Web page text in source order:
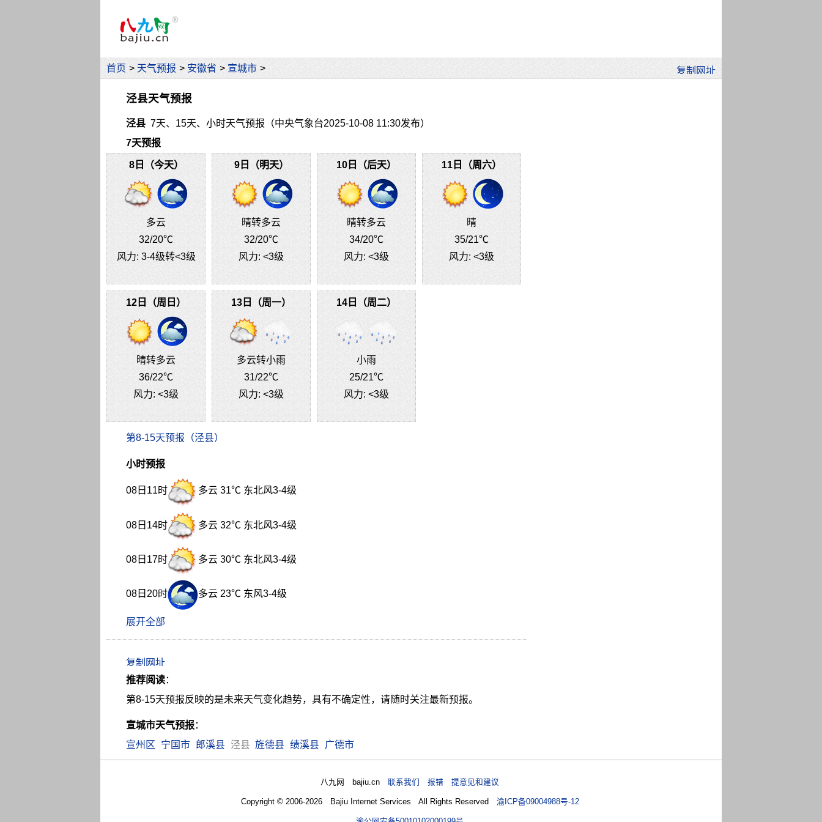
首页 > 天气预报 > 安徽省 > 宣城市 >
泾县天气预报
泾县 7天、15天、小时天气预报（中央气象台2025-10-08 11:30发布）
7天预报
8日（今天）
多云
32/20℃
风力: 3-4级转<3级
9日（明天）
晴转多云
32/20℃
风力: <3级
10日（后天）
晴转多云
34/20℃
风力: <3级
11日（周六）
晴
35/21℃
风力: <3级
12日（周日）
晴转多云
36/22℃
风力: <3级
13日（周一）
多云转小雨
31/22℃
风力: <3级
14日（周二）
小雨
25/21℃
风力: <3级
第8-15天预报（泾县）
小时预报
08日11时 多云 31℃ 东北风3-4级
08日14时 多云 32℃ 东北风3-4级
08日17时 多云 30℃ 东北风3-4级
08日20时 多云 23℃ 东风3-4级
展开全部
推荐阅读：
第8-15天预报反映的是未来天气变化趋势，具有不确定性，请随时关注最新预报。
宣城市天气预报：
宣州区
宁国市 郎溪县 泾县 旌德县 绩溪县 广德市
八九网 bajiu.cn联系我们 报错 提意见和建议
Copyright © 2006-2026 Bajiu Internet Services All Rights Reserved 渝ICP备09004988号-12